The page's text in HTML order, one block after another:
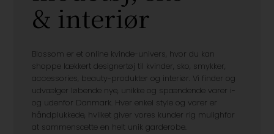
& interiør
Blossom er et online kvinde-univers, hvor du kan
shoppe lækkert designertøj til kvinder, sko, smykker,
accessories, beauty-produkter og interiør. Vi finder og
udvælger løbende nye, unikke og spændende varer i-
og udenfor Danmark. Hver enkel style og varer er
håndplukkede, hvilket giver vores kunder rig mulighfor
at sammensætte en helt unik garderobe.